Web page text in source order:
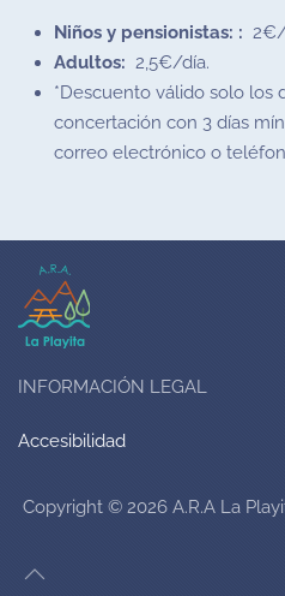
Niños y pensionistas: :
Adultos: 2,5€/día.
*Descuento válido solo los
concertación con 3 días
correo electrónico o
INFORMACIÓN LEGAL
Accesibilidad
Copyright © 2026 A.R.A La